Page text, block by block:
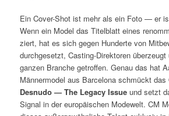
Ein Cover-Shot ist mehr als ein Foto — er
Wenn ein Model das Titelblatt eines
ziert, hat es sich gegen Hunderte von
durchgesetzt, Casting-Direktoren überzeugt
ganzen Branche getroffen. Genau das hat
Männermodel aus Barcelona schmückt das
Desnudo — The Legacy Issueund setzt
Signal in der europäischen Modewelt. CM